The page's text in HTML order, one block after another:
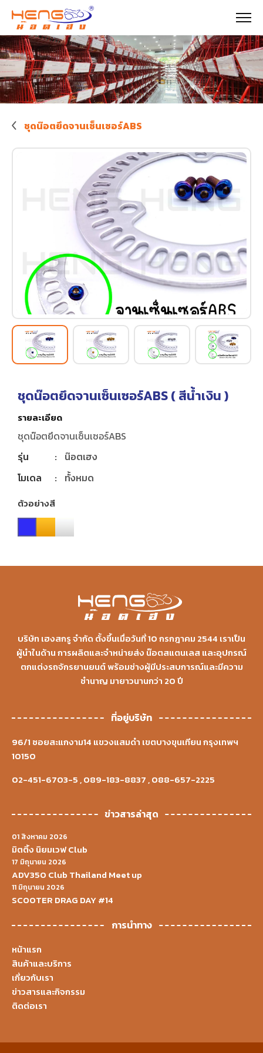
ชุดน๊อตยึดจานเซ็นเซอร์ABS
ชุดน๊อตยึดจานเซ็นเซอร์ABS (สีน้ำเงิน)
รายละเอียด
ชุดน๊อตยึดจานเซ็นเซอร์ABS
รุ่น
: น๊อตเฮง
โมเดล
: ทั้งหมด
ตัวอย่างสี
บริษัท เฮงสกรู จำกัด ตั้งขึ้นเมื่อวันที่ 10 กรกฎาคม 2544 เราเป็น
ผู้นำในด้าน การผลิตและจำหน่ายส่ง น๊อตสแตนเลส และอุปกรณ์
ตกแต่งรถจักรยานยนต์ พร้อมช่างผู้มีประสบการณ์และมีความ
ชำนาญ มายาวนานกว่า 20 ปี
ที่อยู่บริษัท
96/1 ซอยสะแกงาม14 แขวงแสมดำ เขตบางขุนเทียน กรุงเทพฯ
10150
02-451-6703-5,089-183-8837,088-657-2225
ข่าวสารล่าสุด
01 สิงหาคม 2026
มิตติ้ง นิยมเวฟ Club
17 มิถุนายน 2026
ADV350 Club Thailand Meet up
11 มิถุนายน 2026
SCOOTER DRAG DAY #14
การนำทาง
หน้าแรก
สินค้าและบริการ
เกี่ยวกับเรา
ข่าวสารและกิจกรรม
ติดต่อเรา